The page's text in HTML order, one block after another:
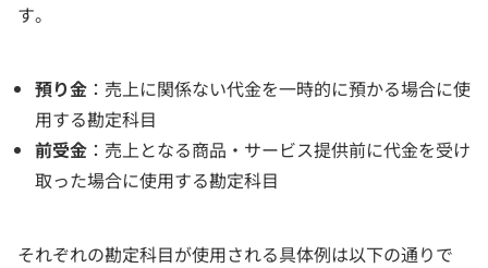
す。
預り金 ：売上に関係ない代金を一時的に預かる場合に使
用する勘定科目
前受金 ：売上となる商品・サービス提供前に代金を受け
取った場合に使用する勘定科目
それぞれの勘定科目が使用される具体例は以下の通りで